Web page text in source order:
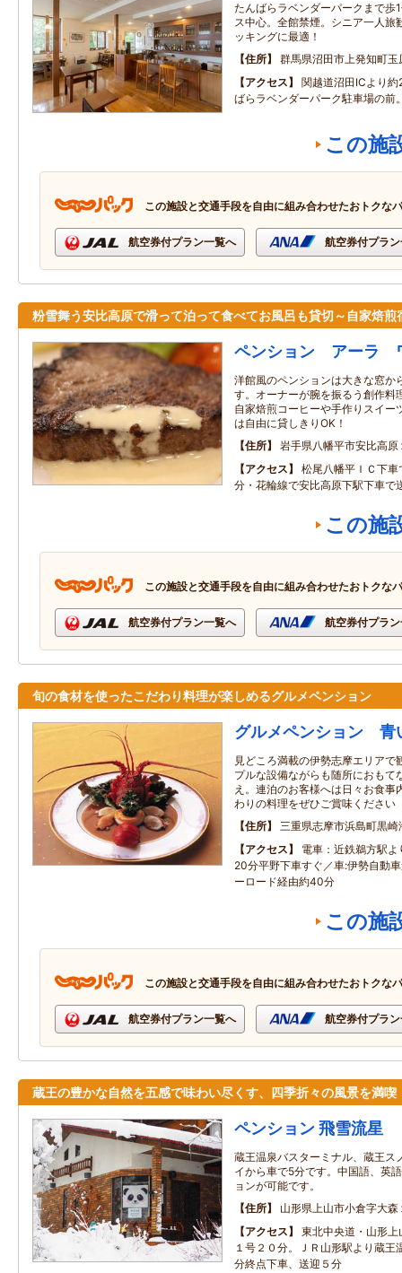
たんばらラベンダーパークまで歩
ス中心。全館禁煙。シニア一人旅
ッキングに最適！
住所
群馬県沼田市上発知町玉
アクセス
関越道沼田ICより
ばらラベンダーパーク駐車場の前
この施
この施設と交通手段を自由に組み合わせたおトクな
航空券付プラン一覧へ 航空券付プラ
粉雪舞う安比高原で滑って泊って食べてお風呂も貸切～自家焙煎
ペンション アーラ
洋館風のペンションは大きな窓か
す。オーナーが腕を振るう創作料
自家焙煎コーヒーや手作りスイー
は自由に貸しきりOK！
住所
岩手県八幡平市安比高原
アクセス
松尾八幡平ＩＣ下
分・花輪線で安比高原下駅下車で
この施
この施設と交通手段を自由に組み合わせたおトクな
航空券付プラン一覧へ 航空券付プラ
旬の食材を使ったこだわり料理が楽しめるグルメペンション
グルメペンション 青
見どころ満載の伊勢志摩エリアで
プルな設備ながらも随所におもて
え。連泊のお客様へは日々お食事
わりの料理をぜひご賞味ください
住所
三重県志摩市浜島町黒崎
アクセス
電車：近鉄鵜方駅
20分平野下車すぐ／車:伊勢自動
ーロード経由約40分
この施
この施設と交通手段を自由に組み合わせたおトクな
航空券付プラン一覧へ 航空券付プラ
蔵王の豊かな自然を五感で味わい尽くす、四季折々の風景を満喫
ペンション 飛雪流星
蔵王温泉バスターミナル、蔵王ス
イから車で5分です。中国語、英
ョンが可能です。
住所
山形県上山市小倉字大森
アクセス
東北中央道・山形
１号２０分。ＪＲ山形駅より蔵王
分終点下車、送迎５分